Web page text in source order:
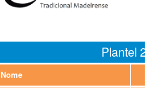
Plantel
Nome